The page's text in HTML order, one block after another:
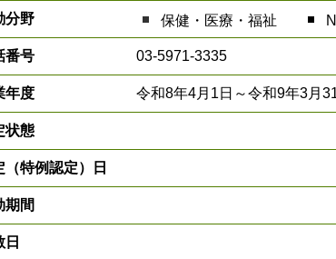
分野 保健・医療・福祉
番号 03-5971-3335
年度 令和8年4月1日～令和9年3月
状態
（特例認定）日
期間
日